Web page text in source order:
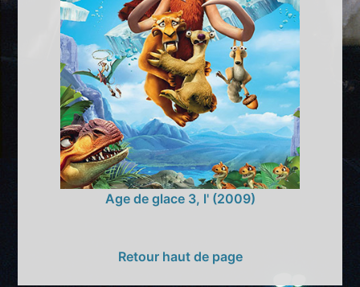
Age de glace 3, l' (2009)
Retour haut de page